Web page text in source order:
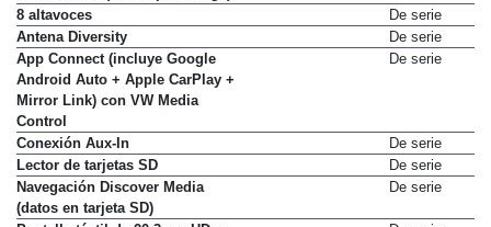
iPhone/iPod (1 USB para carga)
8 altavoces
De serie
Antena Diversity
De serie
App Connect (incluye Google
Android Auto + Apple CarPlay +
Mirror Link) con VW Media
Control
Conexión Aux-In
De serie
Lector de tarjetas SD
De serie
Navegación Discover Media